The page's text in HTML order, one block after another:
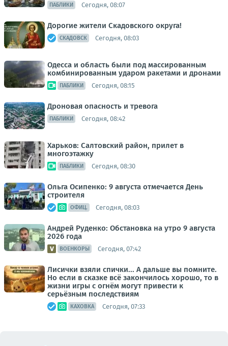
ПАБЛИКИ Сегодня, 08:07
Дорогие жители Скадовского округа!
СКАДОВСК Сегодня, 08:03
Одесса и область были под массированным
комбинированным ударом ракетами и дронами
ПАБЛИКИ Сегодня, 08:15
Дроновая опасность и тревога
ПАБЛИКИ Сегодня, 08:42
Харьков: Салтовский район, прилет в
многоэтажку
ПАБЛИКИ Сегодня, 08:30
Ольга Осипенко: 9 августа отмечается День
строителя
ОФИЦ. Сегодня, 08:03
Андрей Руденко: Обстановка на утро 9 августа
2026 года
ВОЕНКОРЫ Сегодня, 07:42
Лисички взяли спички... А дальше вы помните.
Но если в сказке всё закончилось хорошо, то в
жизни игры с огнём могут привести к
серьёзным последствиям
КАХОВКА Сегодня, 07:33